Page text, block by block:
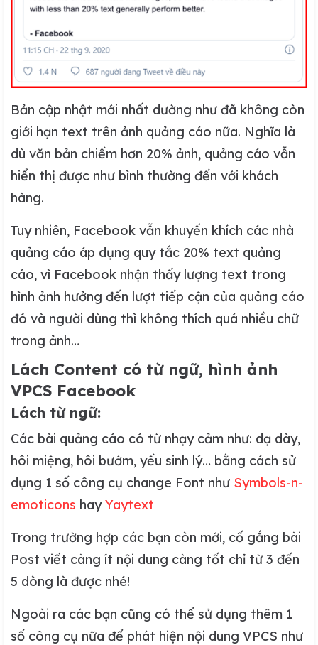
Bản cập nhật mới nhất dường như đã không còn
giới hạn text trên ảnh quảng cáo nữa. Nghĩa là
dù văn bản chiếm hơn 20% ảnh, quảng cáo vẫn
hiển thị được như bình thường đến với khách
hàng.
Tuy nhiên, Facebook vẫn khuyến khích các nhà
quảng cáo áp dụng quy tắc 20% text quảng
cáo, vì Facebook nhận thấy lượng text trong
hình ảnh hưởng đến lượt tiếp cận của quảng cáo
đó và người dùng thì không thích quá nhiều chữ
trong ảnh…
Lách Content có từ ngữ, hình ảnh
VPCS Facebook
Lách từ ngữ:
Các bài quảng cáo có từ nhạy cảm như: dạ dày,
hôi miệng, hôi bướm, yếu sinh lý… bằng cách sử
dụng 1 số công cụ change Font như Symbols-n-
emoticons hayYaytext
Trong trường hợp các bạn còn mới, cố gắng bài
Post viết càng ít nội dung càng tốt chỉ từ 3 đến
5 dòng là được nhé!
Ngoài ra các bạn cũng có thể sử dụng thêm 1
số công cụ nữa để phát hiện nội dung VPCS như